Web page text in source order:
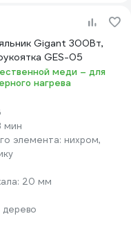
Gigant 300Вт,
GES-05
меди – для
нагрева
мин
элемента: нихром,
20 мм
дерево